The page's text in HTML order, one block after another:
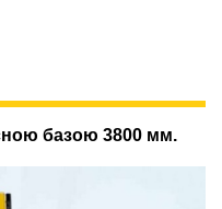
базою 3800 мм.